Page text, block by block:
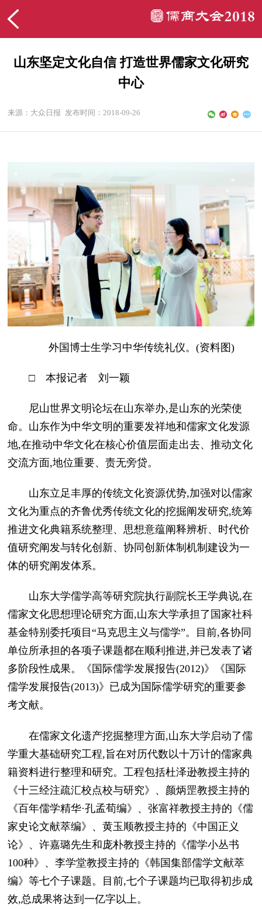
山东坚定文化自信 打造世界儒家文化研究
中心
来源：大众日报 发布时间：2018-09-26
外国博士生学习中华传统礼仪。(资料图)
□ 本报记者 刘一颖
尼山世界文明论坛在山东举办,是山东的光荣使
命。山东作为中华文明的重要发祥地和儒家文化发源
地,在推动中华文化在核心价值层面走出去、推动文化
交流方面,地位重要、责无旁贷。
山东立足丰厚的传统文化资源优势,加强对以儒家
文化为重点的齐鲁优秀传统文化的挖掘阐发研究,统筹
推进文化典籍系统整理、思想意蕴阐释辨析、时代价
值研究阐发与转化创新、协同创新体制机制建设为一
体的研究阐发体系。
山东大学儒学高等研究院执行副院长王学典说,在
儒家文化思想理论研究方面,山东大学承担了国家社科
基金特别委托项目“马克思主义与儒学”。目前,各协同
单位所承担的各项子课题都在顺利推进,并已发表了诸
多阶段性成果。《国际儒学发展报告(2012)》《国际
儒学发展报告(2013)》已成为国际儒学研究的重要参
考文献。
在儒家文化遗产挖掘整理方面,山东大学启动了儒
学重大基础研究工程,旨在对历代数以十万计的儒家典
籍资料进行整理和研究。工程包括杜泽逊教授主持的
《十三经注疏汇校点校与研究》、颜炳罡教授主持的
《百年儒学精华·孔孟荀编》、张富祥教授主持的《儒
家史论文献萃编》、黄玉顺教授主持的《中国正义
论》、许嘉璐先生和庞朴教授主持的《儒学小丛书
100种》、李学堂教授主持的《韩国集部儒学文献萃
编》等七个子课题。目前,七个子课题均已取得初步成
效,总成果将达到一亿字以上。